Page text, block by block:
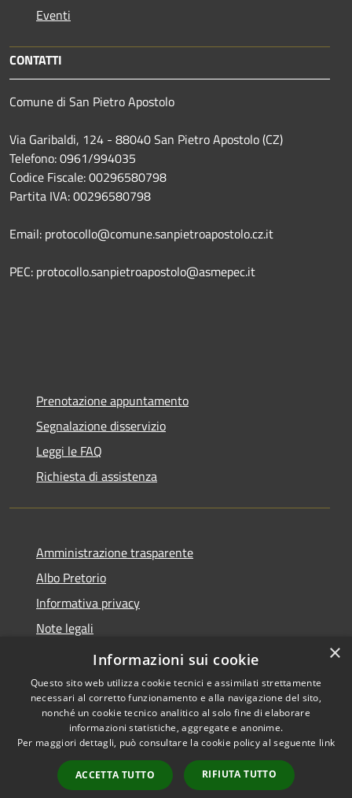
Eventi
CONTATTI
Comune di San Pietro Apostolo
Via Garibaldi, 124 - 88040 San Pietro Apostolo (CZ)
Telefono: 0961/994035
Codice Fiscale: 00296580798
Partita IVA: 00296580798
Email: protocollo@comune.sanpietroapostolo.cz.it
PEC: protocollo.sanpietroapostolo@asmepec.it
Prenotazione appuntamento
Segnalazione disservizio
Leggi le FAQ
Richiesta di assistenza
Amministrazione trasparente
Albo Pretorio
Informativa privacy
Note legali
Dichiarazione di accessibilità
Accessibilità
Copyright © 2026 • Comune di
San Pietro Apostolo • Powered
byMunicipium
Accesso
redazione
×
Informazioni sui cookie
Questo sito web utilizza cookie tecnici e assimilati strettamente
necessari al corretto funzionamento e alla navigazione del sito,
nonché un cookie tecnico analitico al solo fine di elaborare
informazioni statistiche, aggregate e anonime.
Per maggiori dettagli, può consultare la cookie policy al seguente link
ACCETTA TUTTO RIFIUTA TUTTO